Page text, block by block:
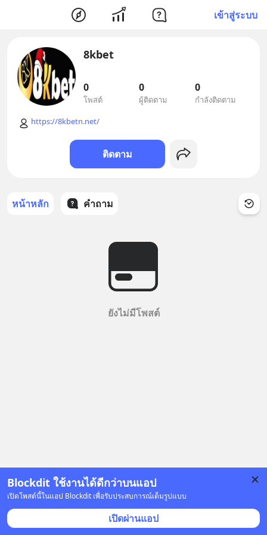
เข้าสู่ระบบ
Blockdit ใช้งานได้ดีกว่าบนแอป
เปิดโพสต์นี้ในแอป Blockdit เพื่อรับประสบการณ์เต็มรูปแบบ
เปิดผ่านแอป
8kbet
0
โพสต์
0
ผู้ติดตาม
0
กำลังติดตาม
https://8kbetn.net/
ติดตาม
หน้าหลัก คำถาม
ยังไม่มีโพสต์